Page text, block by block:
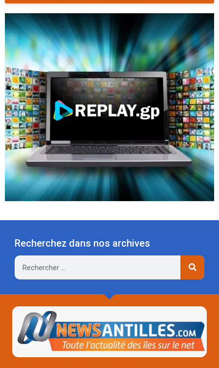
Recherchez dans nos archives
Rechercher